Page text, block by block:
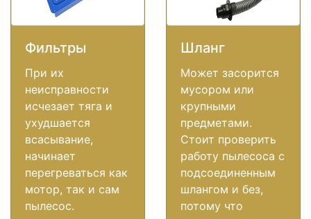
Фильтры
При их
неисправности
исчезает тяга и
ухудшается
всасывание,
начинает
перегреваться как
мотор, так и сам
пылесос.
Шланг
Может засорится
мусором или
крупными
предметами.
Стоит проверить
работу пылесоса с
подсоединенным
шлангом и без,
потому что